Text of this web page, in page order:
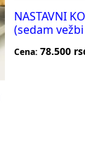
NASTAVNI
(sedam
Cena: 78.500